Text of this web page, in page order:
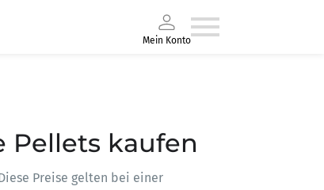
Mein Konto
Pellets kaufen
Preise gelten bei einer